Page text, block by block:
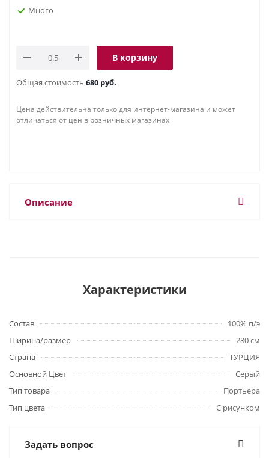
Много
В корзину
Общая стоимость 680 руб.
Цена действительна только для интернет-магазина и может
отличаться от цен в розничных магазинах
Описание
Характеристики
Состав
100% п/э
Ширина/размер
280 см
Страна
ТУРЦИЯ
Основной Цвет
Серый
Тип товара
Портьера
Тип цвета
С рисунком
Задать вопрос